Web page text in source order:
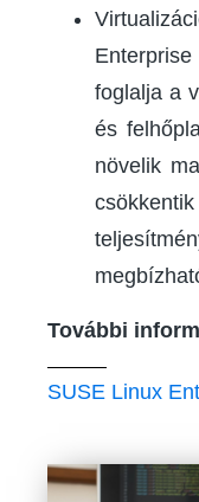
foglalja a
és
növelik
További
SUSE Linux